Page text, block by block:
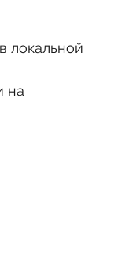
локальной
на